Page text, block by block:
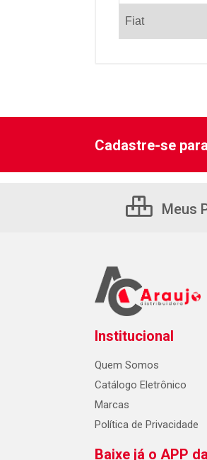
Fiat
Cadastre-se
Meus
Institucional
Quem Somos
Catálogo Eletrônico
Marcas
Política de Privacidade
Baixe já o APP